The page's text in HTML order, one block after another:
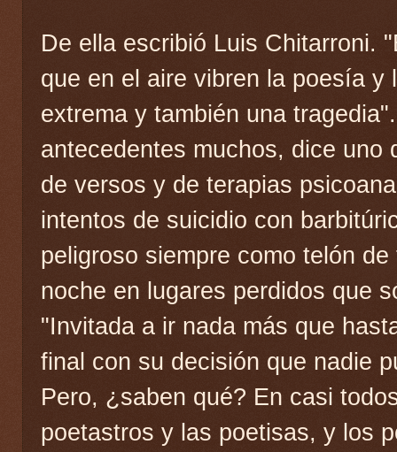
De ella escribió Luis Chitarroni.
que en el aire vibren la poesía y
extrema y también una
antecedentes muchos, dice uno
de versos y de terapias
intentos de suicidio con
peligroso siempre como telón
noche en lugares perdidos que
"Invitada a ir nada más que
final con su decisión que nadie
Pero, ¿saben qué? En casi
poetastros y las poetisas, y los